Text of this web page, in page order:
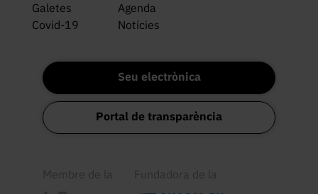
Galetes
Agenda
Covid-19
Notícies
Seu electrònica
Portal de transparència
Membre de la Fundadora de la